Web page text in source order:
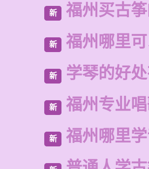
新 福州买古
新 福州哪里
新 学琴的好
新 福州专业
新 福州哪里